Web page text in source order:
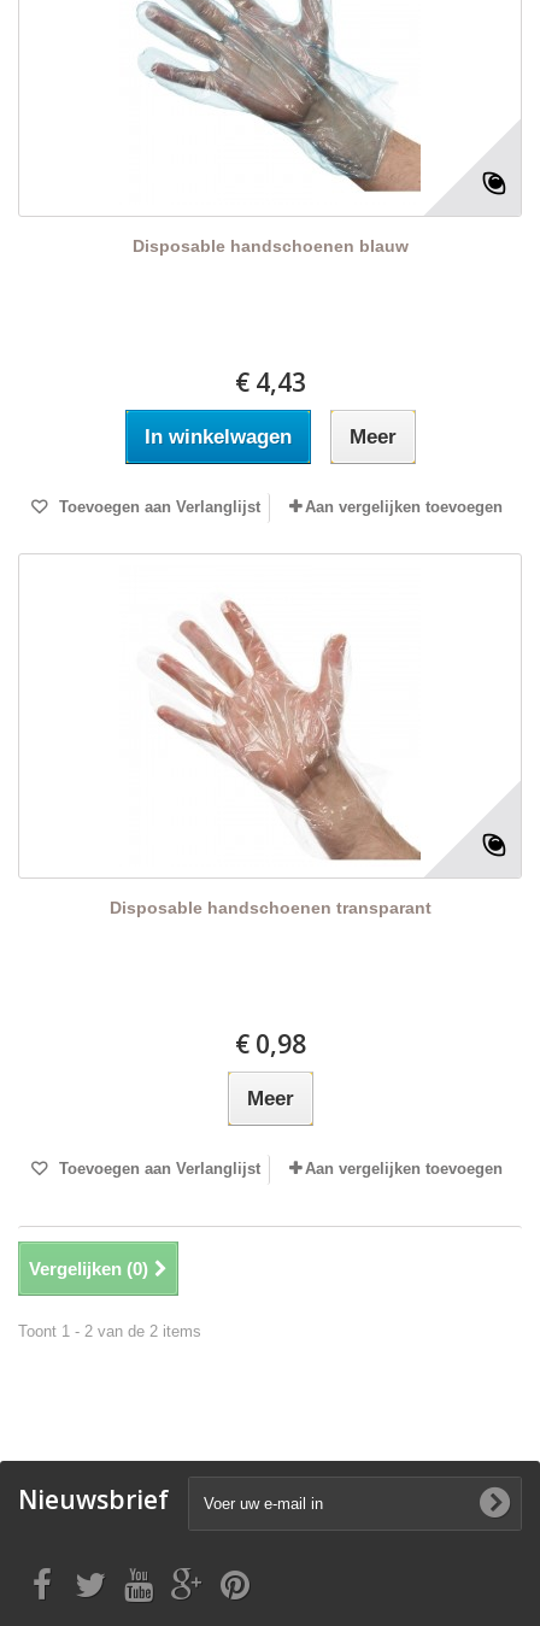
Disposable handschoenen blauw
€ 4,43
In winkelwagen Meer
Toevoegen aan Verlanglijst Aan vergelijken toevoegen
Disposable handschoenen transparant
€ 0,98
Meer
Toevoegen aan Verlanglijst Aan vergelijken toevoegen
Vergelijken (0)
Toont 1 - 2 van de 2 items
Nieuwsbrief